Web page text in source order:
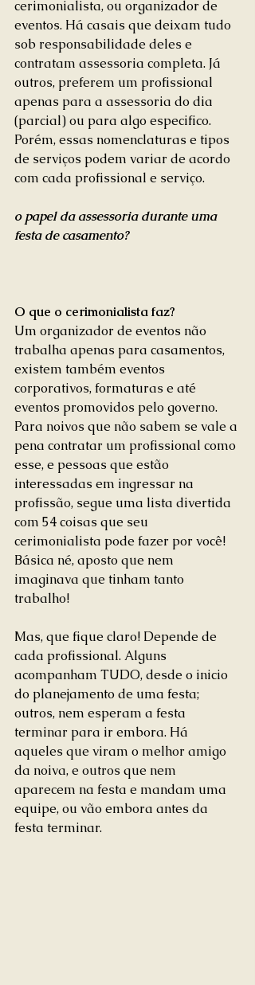
cerimonialista, ou organizador de
eventos. Há casais que deixam tudo
sob responsabilidade deles e
contratam assessoria completa. Já
outros, preferem um profissional
apenas para a assessoria do dia
(parcial) ou para algo especifico.
Porém, essas nomenclaturas e tipos
de serviços podem variar de acordo
com cada profissional e serviço.
o papel da assessoria durante uma
festa de casamento?
O que o cerimonialista faz?
Um organizador de eventos não
trabalha apenas para casamentos,
existem também eventos
corporativos, formaturas e até
eventos promovidos pelo governo.
Para noivos que não sabem se vale a
pena contratar um profissional como
esse, e pessoas que estão
interessadas em ingressar na
profissão, segue uma lista divertida
com 54 coisas que seu
cerimonialista pode fazer por você!
Básica né, aposto que nem
imaginava que tinham tanto
trabalho!
Mas, que fique claro! Depende de
cada profissional. Alguns
acompanham TUDO, desde o inicio
do planejamento de uma festa;
outros, nem esperam a festa
terminar para ir embora. Há
aqueles que viram o melhor amigo
da noiva, e outros que nem
aparecem na festa e mandam uma
equipe, ou vão embora antes da
festa terminar.